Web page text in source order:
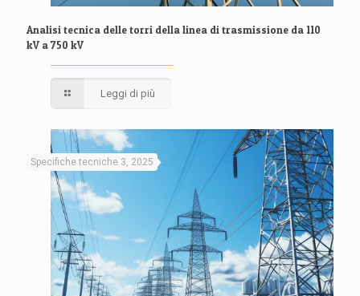
Analisi tecnica delle torri della linea di trasmissione da 110
kV a 750 kV
Leggi di più
Specifiche tecniche 3, 2025